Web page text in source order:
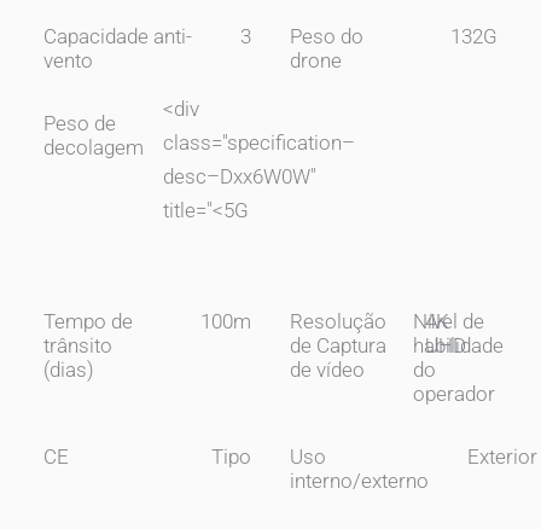
Capacidade anti-
vento
3
Peso do
drone
132G
Peso de
decolagem
<div
class="specification–
desc–Dxx6W0W"
title="<5G
Tempo de
trânsito
(dias)
100m
Resolução
de Captura
de vídeo
4K
UHD
Nível de
habilidade
do
operador
CE Tipo
Uso
interno/externo
Exterior